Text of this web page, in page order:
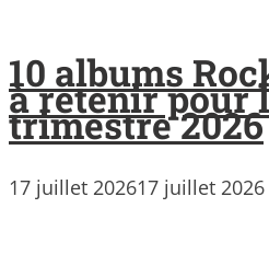
10 albums
à retenir pour
trimestre 2026
17 juillet 202617 juillet 2026